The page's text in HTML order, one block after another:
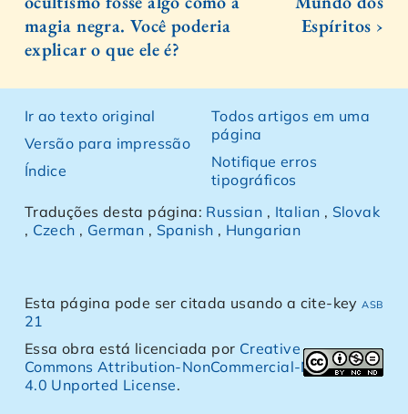
magia negra. Você poderia
explicar o que ele é?
Espíritos ›
Ir ao texto original
Versão para impressão
Índice
Todos artigos em uma
página
Notifique erros
tipográficos
Traduções desta página: Russian , Italian , Slovak
, Czech , German , Spanish , Hungarian
Esta página pode ser citada usando a cite-keyasb
21
Essa obra está licenciada por Creative
Commons Attribution-NonCommercial-NoDerivs
4.0 Unported License.